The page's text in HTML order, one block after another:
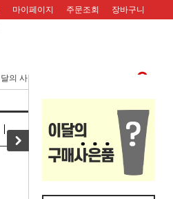
마이페이지 주문조회 장바구니
리뷰